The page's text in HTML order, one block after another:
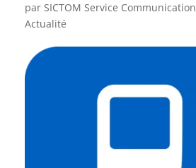
par SICTOM Service Communication
Actualité